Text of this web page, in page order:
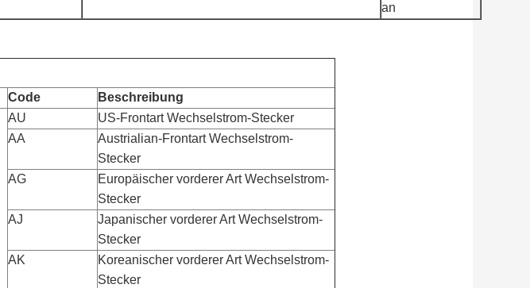
an
Code
Beschreibung
AU
US-Frontart Wechselstrom-Stecker
AA
Austrialian-Frontart Wechselstrom-
Stecker
AG
Europäischer vorderer Art Wechselstrom-
Stecker
AJ
Japanischer vorderer Art Wechselstrom-
Stecker
AK
Koreanischer vorderer Art Wechselstrom-
Stecker